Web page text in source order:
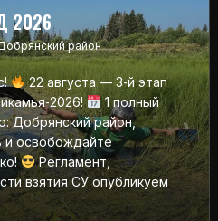
2026
район
22 августа — 3‑й этап
1 полный
Добрянский район,
и освобождайте
Регламент,
взятия СУ опубликуем